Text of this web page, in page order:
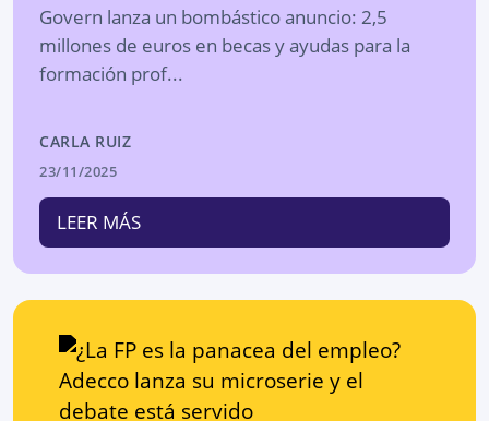
Govern lanza un bombástico anuncio: 2,5
millones de euros en becas y ayudas para la
formación prof...
CARLA RUIZ
23/11/2025
LEER MÁS